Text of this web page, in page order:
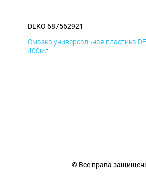
DEKO 687562921
Смазка универсальная пластика
400мл
© Все права